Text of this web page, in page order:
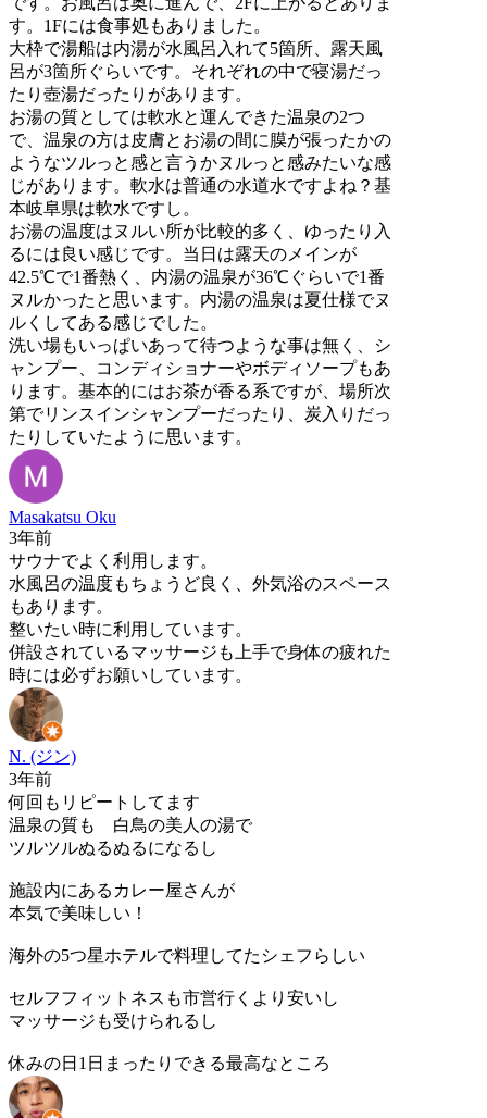
す。1Fには食事処もありました。
大枠で湯船は内湯が水風呂入れて5箇所、露天風
呂が3箇所ぐらいです。それぞれの中で寝湯だっ
たり壺湯だったりがあります。
お湯の質としては軟水と運んできた温泉の2つ
で、温泉の方は皮膚とお湯の間に膜が張ったかの
ようなツルっと感と言うかヌルっと感みたいな感
じがあります。軟水は普通の水道水ですよね？基
本岐阜県は軟水ですし。
お湯の温度はヌルい所が比較的多く、ゆったり入
るには良い感じです。当日は露天のメインが
42.5℃で1番熱く、内湯の温泉が36℃ぐらいで1番
ヌルかったと思います。内湯の温泉は夏仕様でヌ
ルくしてある感じでした。
洗い場もいっぱいあって待つような事は無く、シ
ャンプー、コンディショナーやボディソープもあ
ります。基本的にはお茶が香る系ですが、場所次
第でリンスインシャンプーだったり、炭入りだっ
たりしていたように思います。
Masakatsu Oku
3年前
サウナでよく利用します。
水風呂の温度もちょうど良く、外気浴のスペース
もあります。
整いたい時に利用しています。
併設されているマッサージも上手で身体の疲れた
時には必ずお願いしています。
N. (ジン)
3年前
何回もリピートしてます
温泉の質も 白鳥の美人の湯で
ツルツルぬるぬるになるし
施設内にあるカレー屋さんが
本気で美味しい！
海外の5つ星ホテルで料理してたシェフらしい
セルフフィットネスも市営行くより安いし
マッサージも受けられるし
休みの日1日まったりできる最高なところ